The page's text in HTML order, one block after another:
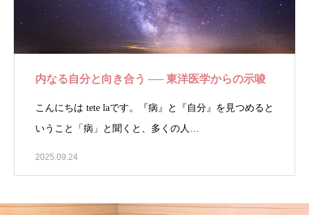
内なる自分と向き合う ── 東洋医学からの示唆
こんにちは tete laです。『病』と『自分』を見つめると
いうこと「病」と聞くと、多くの人…
2025.09.24